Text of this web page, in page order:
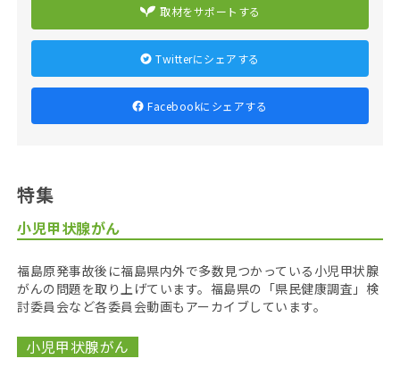
取材をサポートする
Twitterにシェアする
Facebookにシェアする
特集
小児甲状腺がん
福島原発事故後に福島県内外で多数見つかっている小児甲状腺
がんの問題を取り上げています。福島県の「県民健康調査」検
討委員会など各委員会動画もアーカイブしています。
小児甲状腺がん